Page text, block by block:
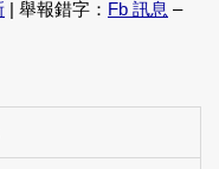
| 舉報錯字： Fb 訊息 –